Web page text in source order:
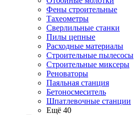
Фены строительные
Тахеометры
Сверлильные станки
Пилы цепные
Расходные материалы
Строительные пылесосы
Строительные миксеры
Реноваторы
Паяльная станция
Бетоносмеситель
Шпатлевочные станции
Ещё 40